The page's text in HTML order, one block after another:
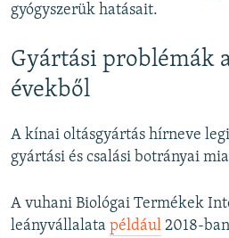
gyógyszerük hatásait.
Gyártási problémák
évekből
A kínai oltásgyártás hírneve
gyártási és csalási botrányai
A vuhani Biológai Termékek
leányvállalata például 2018-